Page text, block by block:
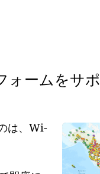
ームをサ
は、Wi-